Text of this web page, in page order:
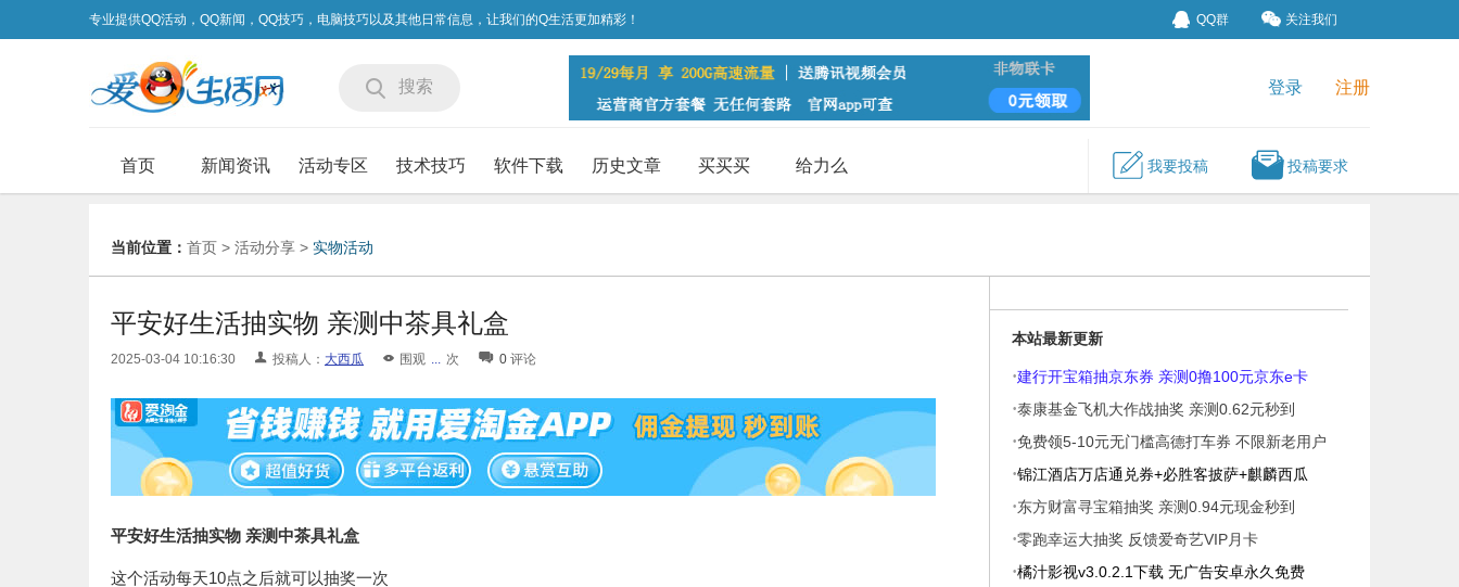
专业提供QQ活动，QQ新闻，QQ技巧，电脑技巧以及其他日常信息，让我们的Q生活更加精彩！ QQ群 关注我们
搜索 登录 注册
首页 新闻资讯 活动专区 技术技巧 软件下载 历史文章 买买买 给力么 我要投稿 投稿要求
当前位置： 首页 > 活动分享 > 实物活动
平安好生活抽实物 亲测中茶具礼盒
2025-03-04 10:16:30 投稿人： 大西瓜 围观 ... 次 0 评论
平安好生活抽实物 亲测中茶具礼盒
这个活动每天10点之后就可以抽奖一次
本站最新更新
·建行开宝箱抽京东券 亲测0撸100元京东e卡
·泰康基金飞机大作战抽奖 亲测0.62元秒到
·免费领5-10元无门槛高德打车券 不限新老用户
·锦江酒店万店通兑券+必胜客披萨+麒麟西瓜
·东方财富寻宝箱抽奖 亲测0.94元现金秒到
·零跑幸运大抽奖 反馈爱奇艺VIP月卡
·橘汁影视v3.0.2.1下载 无广告安卓永久免费